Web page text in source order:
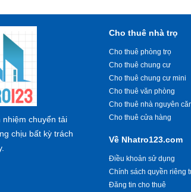
Cho thuê nhà trọ
Cho thuê phòng trọ
Cho thuê chung cư
Cho thuê chung cư mini
Cho thuê văn phòng
Cho thuê nhà nguyên
Cho thuê cửa hàng
Về Nhatro123.com
Điều khoản sử dụng
Chính sách quyền riêng
Đăng tin cho thuê
nhiệm chuyển tải
chịu bất kỳ trách